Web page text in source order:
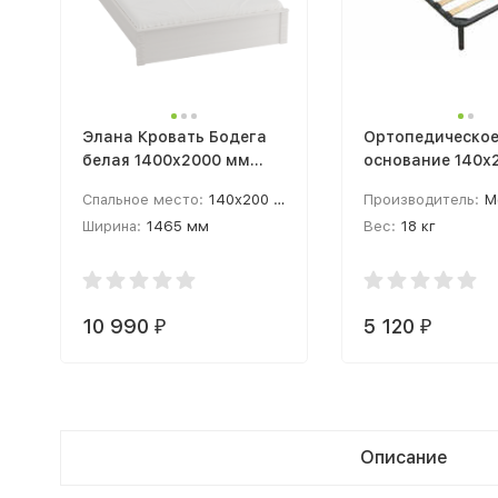
Элана Кровать Бодега
белая 1400x2000 мм
Спальное место: 140x200 см
Ширина: 1465 мм
10 990 ₽
Ортопедическое
основание
ортопедическое
основание
Производитель:
Вес: 18 кг
5 120 ₽
Описание